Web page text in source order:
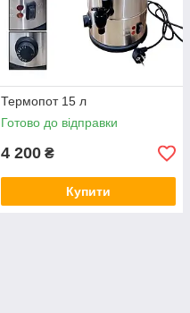
Термопот 15 л
Готово до відправки
4 200 ₴
Купити